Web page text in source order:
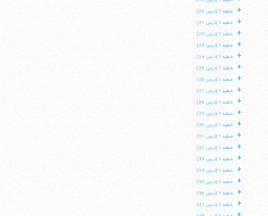
+ خطبه 1 (درس 20)
+ خطبه 1 (درس 21)
+ خطبه 1 (درس 22)
+ خطبه 1 (درس 23)
+ خطبه 1 (درس 24)
+ خطبه 1 (درس 25)
+ خطبه 1 (درس 26)
+ خطبه 1 (درس 27)
+ خطبه 1 (درس 28)
+ خطبه 1 (درس 29)
+ خطبه 1 (درس 30)
+ خطبه 1 (درس 31)
+ خطبه 1 (درس 32)
+ خطبه 1 (درس 33)
+ خطبه 1 (درس 34)
+ خطبه 1 (درس 35)
+ خطبه 1 (درس 36)
+ خطبه 2 (درس 37)